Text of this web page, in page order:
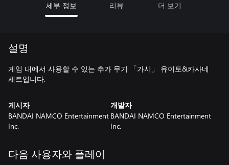
세부 정보 리뷰 더 보기
설명
게임 내에서 사용할 수 있는 추가 무기 「가시」 유이토&카사네
세트입니다.
게시자
BANDAI NAMCO Entertainment
Inc.
개발자
BANDAI NAMCO Entertainment
Inc.
다음 사용자와 플레이